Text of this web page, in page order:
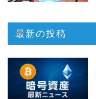
最新の投稿